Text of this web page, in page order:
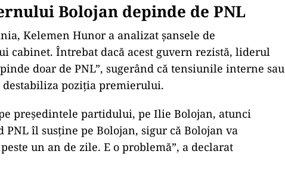
Bolojan depinde de PNL
Kelemen Hunor a analizat șansele de
cabinet. Întrebat dacă acest guvern rezistă, liderul
doar de PNL”, sugerând că tensiunile interne sau
poziția premierului.
preşedintele partidului, pe Ilie Bolojan, atunci
PNL îl susţine pe Bolojan, sigur că Bolojan va
un an de zile. E o problemă”, a declarat